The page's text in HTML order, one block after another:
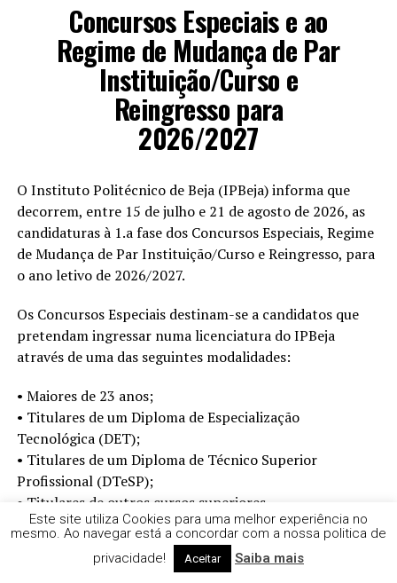
Concursos Especiais e ao
Regime de Mudança de Par
Instituição/Curso e
Reingresso para
2026/2027
O Instituto Politécnico de Beja (IPBeja) informa que
decorrem, entre 15 de julho e 21 de agosto de 2026, as
candidaturas à 1.a fase dos Concursos Especiais, Regime
de Mudança de Par Instituição/Curso e Reingresso, para
o ano letivo de 2026/2027.
Os Concursos Especiais destinam-se a candidatos que
pretendam ingressar numa licenciatura do IPBeja
através de uma das seguintes modalidades:
• Maiores de 23 anos;
• Titulares de um Diploma de Especialização
Tecnológica (DET);
• Titulares de um Diploma de Técnico Superior
Profissional (DTeSP);
• Titulares de outros cursos superiores.
Já o regime de Mudança de Par Instituição/Curso
destina-se a estudantes que frequentam ou
Este site utiliza Cookies para uma melhor experiência no
mesmo. Ao navegar está a concordar com a nossa politica de
privacidade!
Aceitar Saiba mais